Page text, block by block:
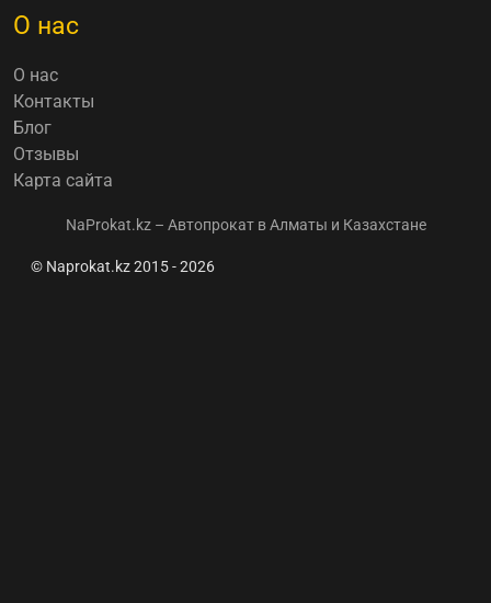
О нас
О нас
Контакты
Блог
Отзывы
Карта сайта
NaProkat.kz – Автопрокат в Алматы и Казахстане
© Naprokat.kz 2015 - 2026